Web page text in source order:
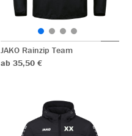
JAKO Rainzip Team
ab 35,50 €